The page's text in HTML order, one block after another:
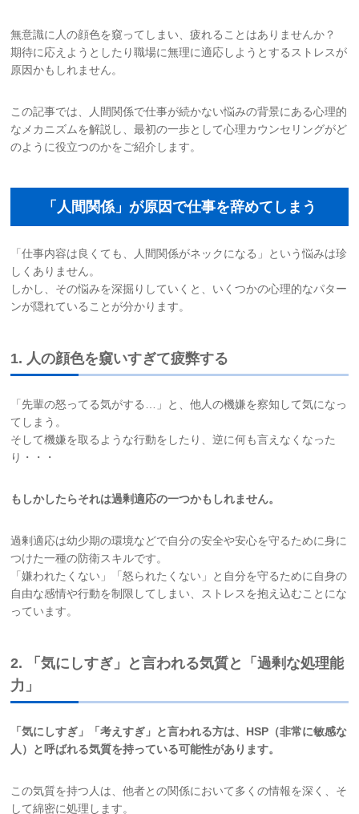
サイトマップ
リンク集
お知らせ
無意識に人の顔色を窺ってしまい、疲れることはありませんか？
期待に応えようとしたり職場に無理に適応しようとするストレスが
原因かもしれません。
この記事では、人間関係で仕事が続かない悩みの背景にある心理的
なメカニズムを解説し、最初の一歩として心理カウンセリングがど
のように役立つのかをご紹介します。
「人間関係」が原因で仕事を辞めてしまう
「仕事内容は良くても、人間関係がネックになる」という悩みは珍
しくありません。
しかし、その悩みを深掘りしていくと、いくつかの心理的なパター
ンが隠れていることが分かります。
1. 人の顔色を窺いすぎて疲弊する
「先輩の怒ってる気がする…」と、他人の機嫌を察知して気になっ
てしまう。
そして機嫌を取るような行動をしたり、逆に何も言えなくなった
り・・・
もしかしたらそれは過剰適応の一つかもしれません。
過剰適応は幼少期の環境などで自分の安全や安心を守るために身に
つけた一種の防衛スキルです。
「嫌われたくない」「怒られたくない」と自分を守るために自身の
自由な感情や行動を制限してしまい、ストレスを抱え込むことにな
っています。
2. 「気にしすぎ」と言われる気質と「過剰な処理能
力」
「気にしすぎ」「考えすぎ」と言われる方は、HSP（非常に敏感な
人）と呼ばれる気質を持っている可能性があります。
この気質を持つ人は、他者との関係において多くの情報を深く、そ
して綿密に処理します。